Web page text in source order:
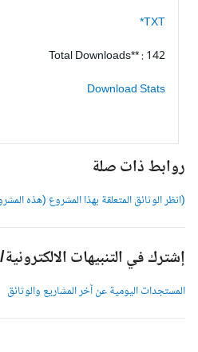
TXT*
Total Downloads** : 142
Download Stats
روابط ذات صلة
(انظر الوثائق المتعلقة بهذا المشروع (هذه
إشترك في التنبيهات الالكترونية/
المستجدات اليومية عن آخر المشاريع والوثائق